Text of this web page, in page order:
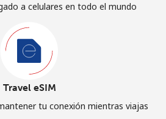
a celulares en todo el mundo
Travel eSIM
tu conexión mientras viajas